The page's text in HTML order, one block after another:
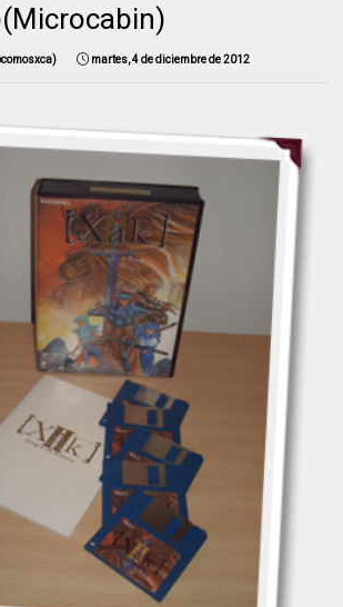
martes, 4 de diciembre de 2012